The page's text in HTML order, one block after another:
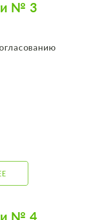
№ 3
№ 4